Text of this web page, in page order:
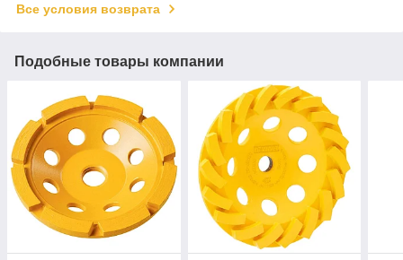
Все условия возврата
Подобные товары компании